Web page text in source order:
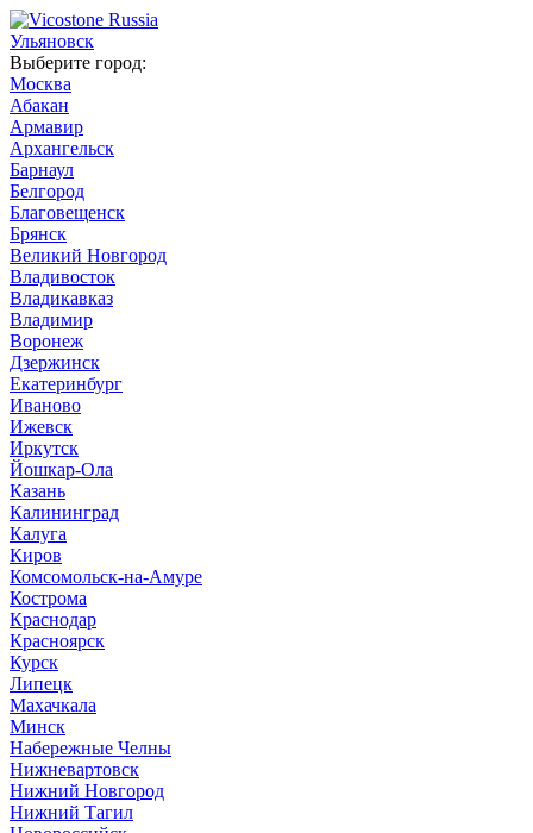
Ульяновск
Выберите город:
Москва
Абакан
Армавир
Архангельск
Барнаул
Белгород
Благовещенск
Брянск
Великий Новгород
Владивосток
Владикавказ
Владимир
Воронеж
Дзержинск
Екатеринбург
Иваново
Ижевск
Иркутск
Йошкар-Ола
Казань
Калининград
Калуга
Киров
Комсомольск-на-Амуре
Кострома
Краснодар
Красноярск
Курск
Липецк
Махачкала
Минск
Набережные Челны
Нижневартовск
Нижний Новгород
Нижний Тагил